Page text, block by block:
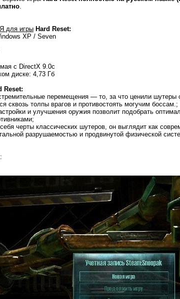
игры Hard Reset:
XP / Seven
с DirectX 9.0c
диске: 4,73 Гб
Reset:
перемещения — то, за что ценили шутеры
сквозь толпы врагов и противостоять могучим боссам.;
и улучшения оружия позволит подобрать
черты классических шутеров, он выглядит как
разрушаемостью и продвинутой физической
: